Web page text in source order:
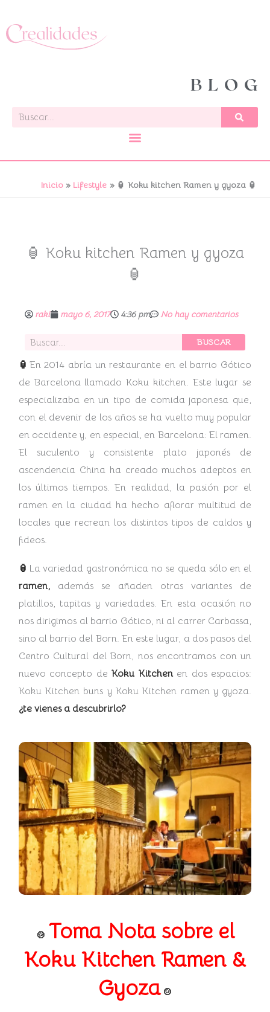
al
contenido
BLOG
Buscar
Inicio Lifestyle 🏮 Koku kitchen Ramen y gyoza 🏮
🏮 Koku kitchen Ramen y gyoza
🏮
raki mayo 6, 2017 4:36 pm No hay comentarios
Buscar BUSCAR
🏮 En 2014 abría un restaurante en el barrio Gótico
de Barcelona llamado Koku kitchen. Este lugar se
especializaba en un tipo de comida japonesa que,
con el devenir de los años se ha vuelto muy popular
en occidente y, en especial, en Barcelona: El ramen.
El suculento y consistente plato japonés de
ascendencia China ha creado muchos adeptos en
los últimos tiempos. En realidad, la pasión por el
ramen en la ciudad ha hecho aflorar multitud de
locales que recrean los distintos tipos de caldos y
fideos.
🏮 La variedad gastronómica no se queda sólo en el
ramen,además se añaden otras variantes de
platillos, tapitas y variedades. En esta ocasión no
nos dirigimos al barrio Gótico, ni al carrer Carbassa,
sino al barrio del Born. En este lugar, a dos pasos del
Centro Cultural del Born, nos encontramos con un
nuevo concepto deKoku Kitchenen dos espacios:
Koku Kitchen buns y Koku Kitchen ramen y gyoza.
¿te vienes a descubrirlo?
🍲 Toma Nota sobre el
Koku Kitchen Ramen &
Gyoza🍲